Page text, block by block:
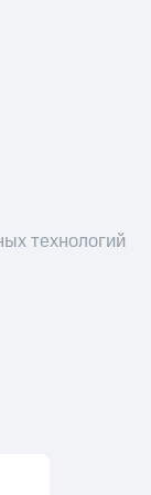
технологий